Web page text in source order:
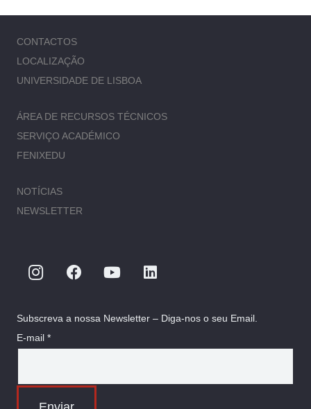
CONTACTOS
LOCALIZAÇÃO
UNIVERSIDADE DE LISBOA
ÁREA DE RECURSOS TÉCNICOS
SERVIÇO ACADÉMICO
FENIXEDU
NOTÍCIAS
NEWSLETTER
Subscreva a nossa Newsletter – Diga-nos o seu Email.
E-mail *